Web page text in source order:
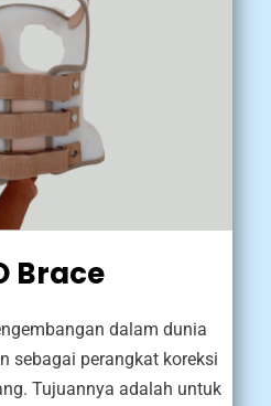
Brace
dalam dunia
sebagai perangkat koreksi
Tujuannya adalah untuk